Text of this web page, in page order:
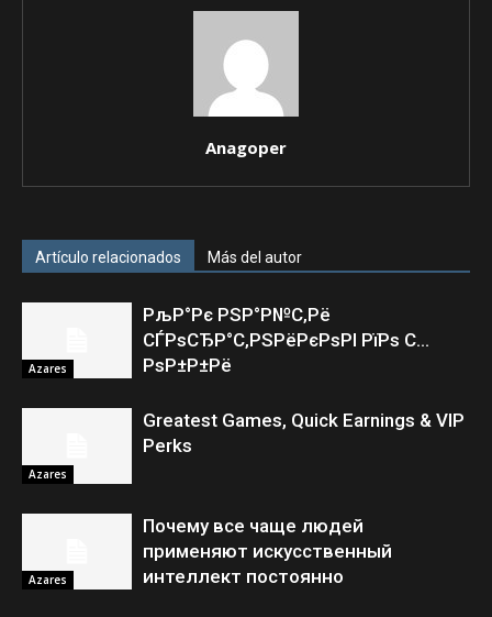
Anagoper
Artículo relacionados Más del autor
Azares
РљР°Рє РЅР°Р№С‚Рё
СЃРѕСЂР°С‚РЅРёРєРѕРІ РїРѕ С…
РѕР±Р±Рё
Azares
Greatest Games, Quick Earnings & VIP
Perks
Azares
Почему все чаще людей
применяют искусственный
интеллект постоянно